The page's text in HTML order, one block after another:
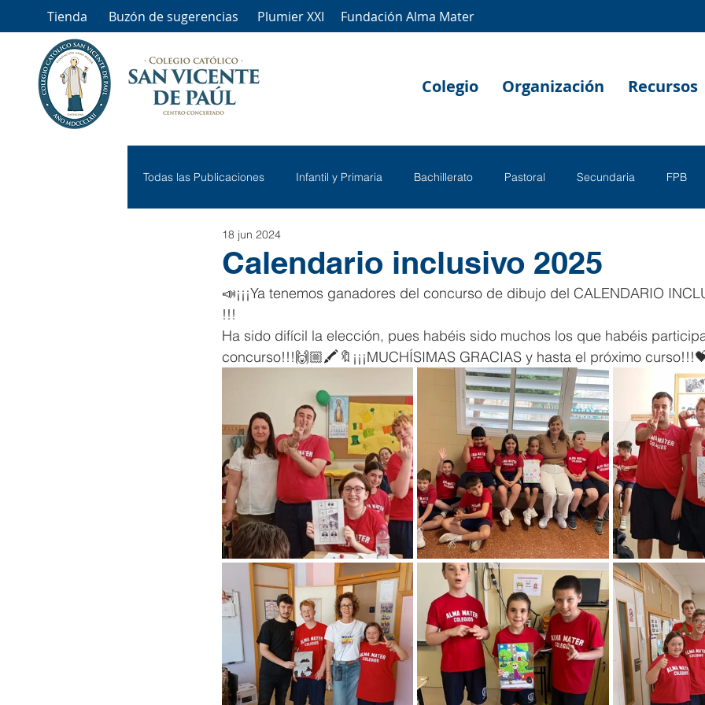
Fundación Alma Mater
Tienda Buzón de sugerencias Plumier XXI
Colegio Organización Recursos
Todas las Publicaciones Infantil y Primaria Bachillerato Pastoral Secundaria FPB
Calendario inclusivo 2025
18 jun 2024
📣¡¡¡Ya tenemos ganadores del concurso de dibujo del CALENDARIO
!!!
Ha sido difícil la elección, pues habéis sido muchos los que habéis
concurso!!!🙌🏼🖍️🔖¡¡¡MUCHÍSIMAS GRACIAS y hasta el próximo